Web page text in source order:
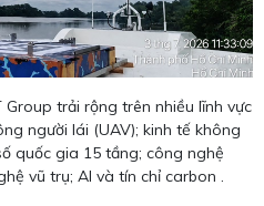
trải rộng trên nhiều lĩnh vực
người lái (UAV); kinh tế không
quốc gia 15 tầng; công nghệ
vũ trụ; AI và tín chỉ carbon .